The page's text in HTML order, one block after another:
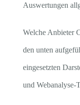
Auswertungen
Welche Anbieter
den unten
eingesetzten
und Webanalyse-